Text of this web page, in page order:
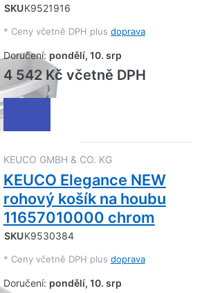
SKUK9521916
* Ceny včetně DPH plus doprava
Doručení: pondělí, 10. srp
4 542 Kč včetně DPH
KEUCO GMBH & CO. KG
KEUCO Elegance NEW
rohový košík na houbu
11657010000 chrom
SKUK9530384
* Ceny včetně DPH plus doprava
Doručení: pondělí, 10. srp